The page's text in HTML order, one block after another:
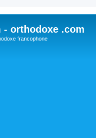
- orthodoxe .com
francophone